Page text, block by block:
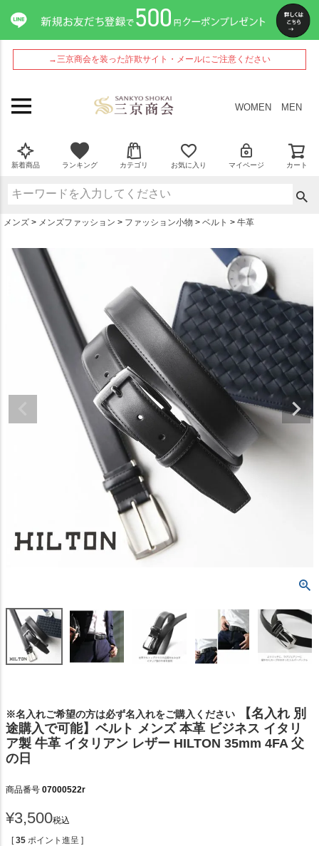
→三京商会を装った詐欺サイト・メールにご注意ください
WOMEN MEN
新着商品 ランキング カテゴリ お気に入り マイページ カート
メンズ メンズファッション ファッション小物 ベルト 牛革
※名入れご希望の方は必ず名入れをご購入ください
【名入れ 別
途購入で可能】ベルト メンズ 本革 ビジネス イタリ
ア製 牛革 イタリアン レザー HILTON 35mm 4FA 父
の日
商品番号 07000522r
¥3,500税込
[ 35 ポイント進呈 ]
ペー
ジト
ップ
へ